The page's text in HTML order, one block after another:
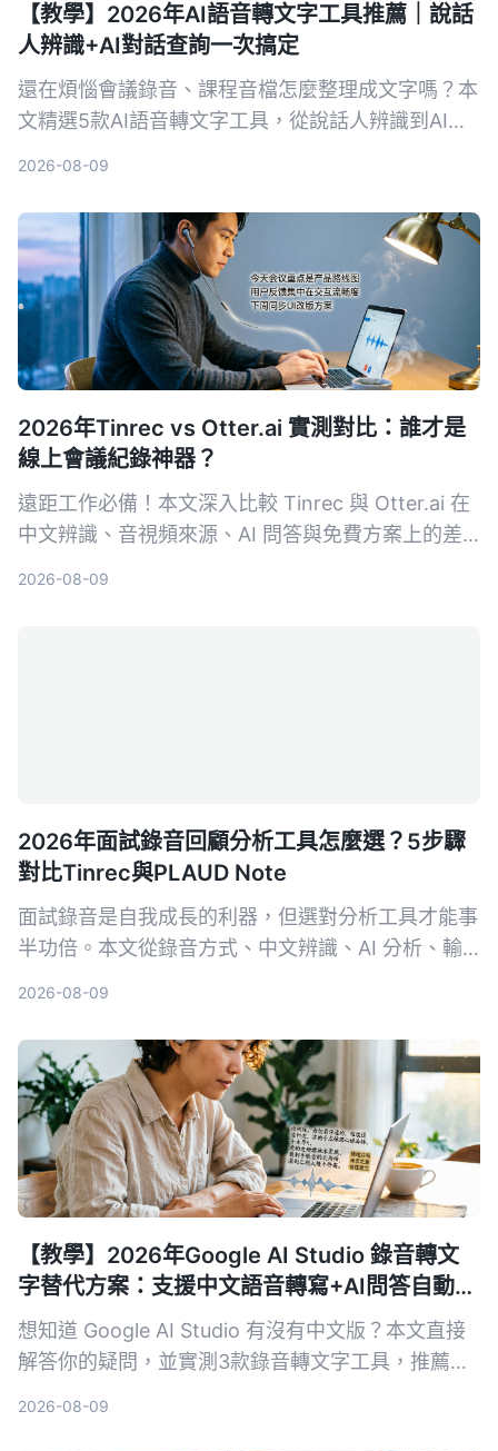
【教學】2026年AI語音轉文字工具推薦｜說話
人辨識+AI對話查詢一次搞定
還在煩惱會議錄音、課程音檔怎麼整理成文字嗎？本
文精選5款AI語音轉文字工具，從說話人辨識到AI對
2026-08-09
2026年Tinrec vs Otter.ai 實測對比：誰才是
線上會議紀錄神器？
遠距工作必備！本文深入比較 Tinrec 與 Otter.ai 在
中文辨識、音視頻來源、AI 問答與免費方案上的差
2026-08-09
2026年面試錄音回顧分析工具怎麼選？5步驟
對比Tinrec與PLAUD Note
面試錄音是自我成長的利器，但選對分析工具才能事
半功倍。本文從錄音方式、中文辨識、AI 分析、輸
面試回顧的 AI 工具。
2026-08-09
【教學】2026年Google AI Studio 錄音轉文
字替代方案：支援中文語音轉寫+AI問答自動摘
要
想知道 Google AI Studio 有沒有中文版？本文直接
解答你的疑問，並實測3款錄音轉文字工具，推薦
2026-08-09